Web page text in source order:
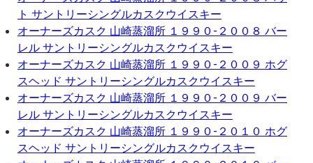
ト サントリーシングルカスクウイスキー
オーナーズカスク 山崎蒸溜所 １９９０-２００８ バー
レル サントリーシングルカスクウイスキー
オーナーズカスク 山崎蒸溜所 １９９０-２００９ ホグ
スヘッド サントリーシングルカスクウイスキー
オーナーズカスク 山崎蒸溜所 １９９０-２００９ バー
レル サントリーシングルカスクウイスキー
オーナーズカスク 山崎蒸溜所 １９９０-２０１０ ホグ
スヘッド サントリーシングルカスクウイスキー